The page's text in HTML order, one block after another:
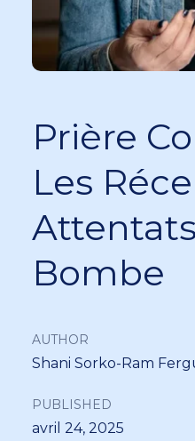
Prière
Les
Bombe
AUTHOR
Shani Sorko-Ram
PUBLISHED
avril 24, 2025